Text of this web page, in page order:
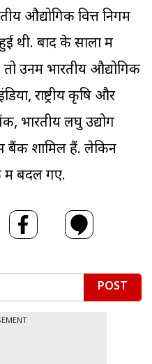
औद्योगिक वित्त निगम
थी. बाद के सालों में
उनमें भारतीय औद्योगिक
राष्ट्रीय कृषि और
भारतीय लघु उद्योग
बैंक शामिल हैं. लेकिन
बदल गए.
POST